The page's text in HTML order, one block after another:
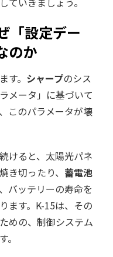
「設定デー
のか
す。 シャープのシス
メータ」に基づいて
このパラメータが壊
けると、太陽光パネ
き切ったり、 蓄電池
バッテリーの寿命を
ます。K-15は、その
めの、制御システム